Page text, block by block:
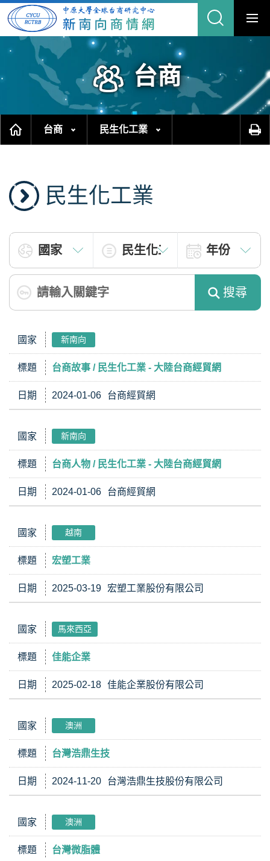
跳
主
要
區
合
尋
台商
台商 民生化工業
民生化工業
搜尋
國家 新南向
標題 台商故事 / 民生化工業 - 大陸台商經貿網
日期 2024-01-06 台商經貿網
國家 新南向
標題 台商人物 / 民生化工業 - 大陸台商經貿網
日期 2024-01-06 台商經貿網
國家 越南
標題 宏塑工業
日期 2025-03-19 宏塑工業股份有限公司
國家 馬來西亞
標題 佳能企業
日期 2025-02-18 佳能企業股份有限公司
國家 澳洲
標題 台灣浩鼎生技
日期 2024-11-20 台灣浩鼎生技股份有限公司
國家 澳洲
標題 台灣微脂體